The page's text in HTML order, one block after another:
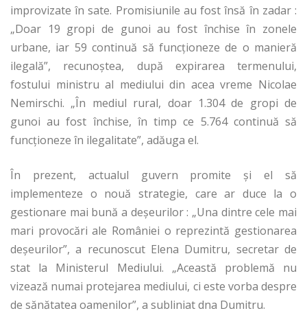
improvizate în sate. Promisiunile au fost însă în zadar :
„Doar 19 gropi de gunoi au fost închise în zonele
urbane, iar 59 continuă să funcţioneze de o manieră
ilegală”, recunoştea, după expirarea termenului,
fostului ministru al mediului din acea vreme Nicolae
Nemirschi. „În mediul rural, doar 1.304 de gropi de
gunoi au fost închise, în timp ce 5.764 continuă să
funcţioneze în ilegalitate”, adăuga el.
În prezent, actualul guvern promite și el să
implementeze o nouă strategie, care ar duce la o
gestionare mai bună a deșeurilor : „Una dintre cele mai
mari provocări ale României o reprezintă gestionarea
deşeurilor”, a recunoscut Elena Dumitru, secretar de
stat la Ministerul Mediului. „Această problemă nu
vizează numai protejarea mediului, ci este vorba despre
de sănătatea oamenilor”, a subliniat dna Dumitru.